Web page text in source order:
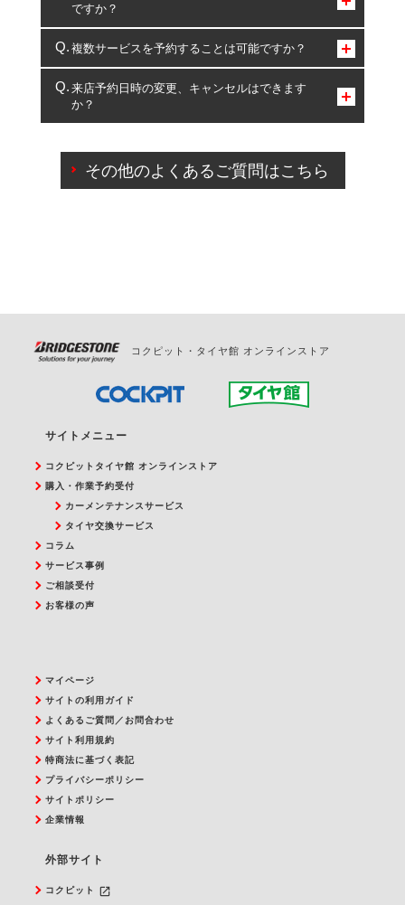
ですか？
コクピット・タイヤ館のみとなります。
複数サービスを予約することは可能ですか？
複数サービスのご予約は可能です。
一部の商品・サービスの組み合わせに限り、同時にご予約が
出来ないものもございます。
来店予約日時の変更、キャンセルはできます
か？
ご来店予約日の3営業日前を過ぎている場合のご予約
の日時変更につきましては、直接ご予約の店舗まで
その他のよくあるご質問はこちら
コクピット・タイヤ館 オンラインストア
サイトメニュー
コクピットタイヤ館 オンラインストア
購入・作業予約受付
カーメンテナンスサービス
タイヤ交換サービス
コラム
サービス事例
ご相談受付
お客様の声
マイページ
サイトの利用ガイド
よくあるご質問／お問合わせ
サイト利用規約
特商法に基づく表記
プライバシーポリシー
サイトポリシー
企業情報
外部サイト
コクピット
launch